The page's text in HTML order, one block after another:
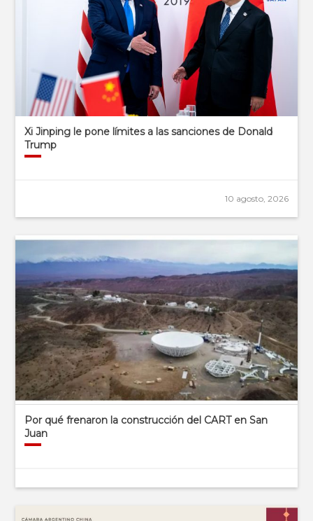
Xi Jinping le pone límites a las sanciones de Donald
Trump
10 agosto, 2026
Por qué frenaron la construcción del CART en San
Juan